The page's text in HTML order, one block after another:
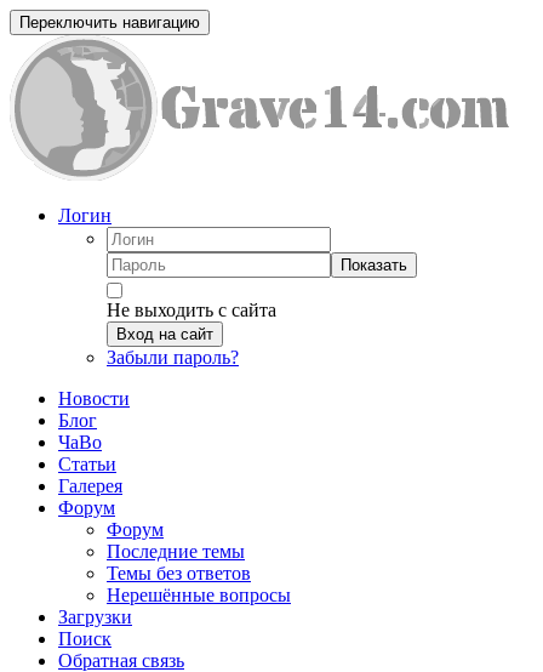
Переключить навигацию
Логин
Показать
Не выходить с сайта
Вход на сайт
Забыли пароль?
Новости
Блог
ЧаВо
Статьи
Галерея
Форум
Форум
Последние темы
Темы без ответов
Нерешённые вопросы
Загрузки
Поиск
Обратная связь